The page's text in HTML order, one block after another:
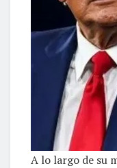
A lo largo de su